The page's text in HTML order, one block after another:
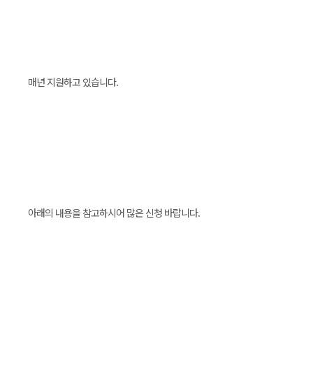
매년 지원하고 있습니다.
아래의 내용을 참고하시어 많은 신청 바랍니다.